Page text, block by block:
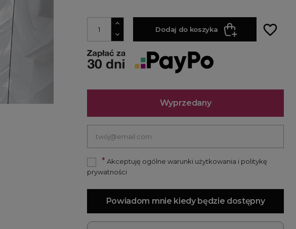
Dodaj do koszyka favorite_border
Wyprzedany
* Akceptuję ogólne warunki użytkowania i politykę
prywatności
Powiadom mnie kiedy będzie dostępny